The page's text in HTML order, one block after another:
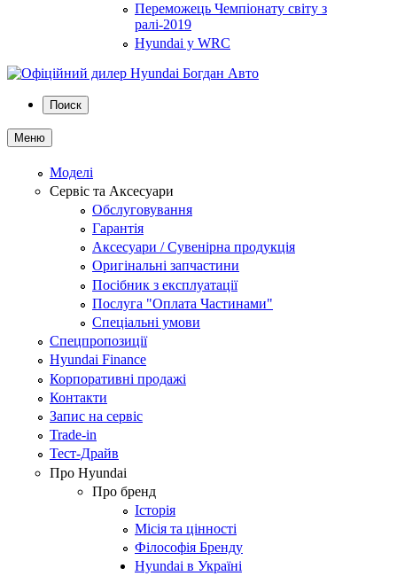
Переможець Чемпіонату світу з
ралі-2019
Hyundai у WRC
Поиск
Меню
Моделі
Сервіс та Аксесуари
Обслуговування
Гарантія
Аксесуари / Сувенірна продукція
Оригінальні запчастини
Посібник з експлуатації
Послуга "Оплата Частинами"
Спеціальні умови
Спецпропозиції
Hyundai Finance
Корпоративні продажі
Контакти
Запис на сервіс
Trade-in
Тест-Драйв
Про Hyundai
Про бренд
Історія
Місія та цінності
Філософія Бренду
Hyundai в Україні